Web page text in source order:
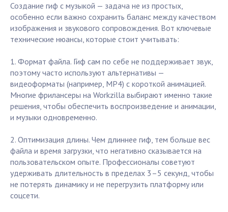
Создание гиф с музыкой — задача не из простых,
особенно если важно сохранить баланс между качеством
изображения и звукового сопровождения. Вот ключевые
технические нюансы, которые стоит учитывать:
1. Формат файла. Гиф сам по себе не поддерживает звук,
поэтому часто используют альтернативы —
видеоформаты (например, MP4) с короткой анимацией.
Многие фрилансеры на Workzilla выбирают именно такие
решения, чтобы обеспечить воспроизведение и анимации,
и музыки одновременно.
2. Оптимизация длины. Чем длиннее гиф, тем больше вес
файла и время загрузки, что негативно сказывается на
пользовательском опыте. Профессионалы советуют
удерживать длительность в пределах 3–5 секунд, чтобы
не потерять динамику и не перегрузить платформу или
соцсети.